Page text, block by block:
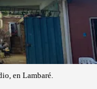
en Lambaré.